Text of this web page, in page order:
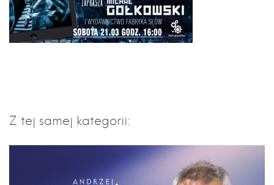
Z tej samej kategorii: